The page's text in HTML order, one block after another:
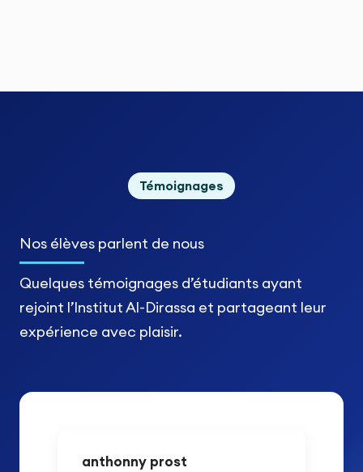
Témoignages
Nos élèves parlent de nous
Quelques témoignages d’étudiants ayant
rejoint l’Institut Al-Dirassa et partageant leur
expérience avec plaisir.
anthonny prost